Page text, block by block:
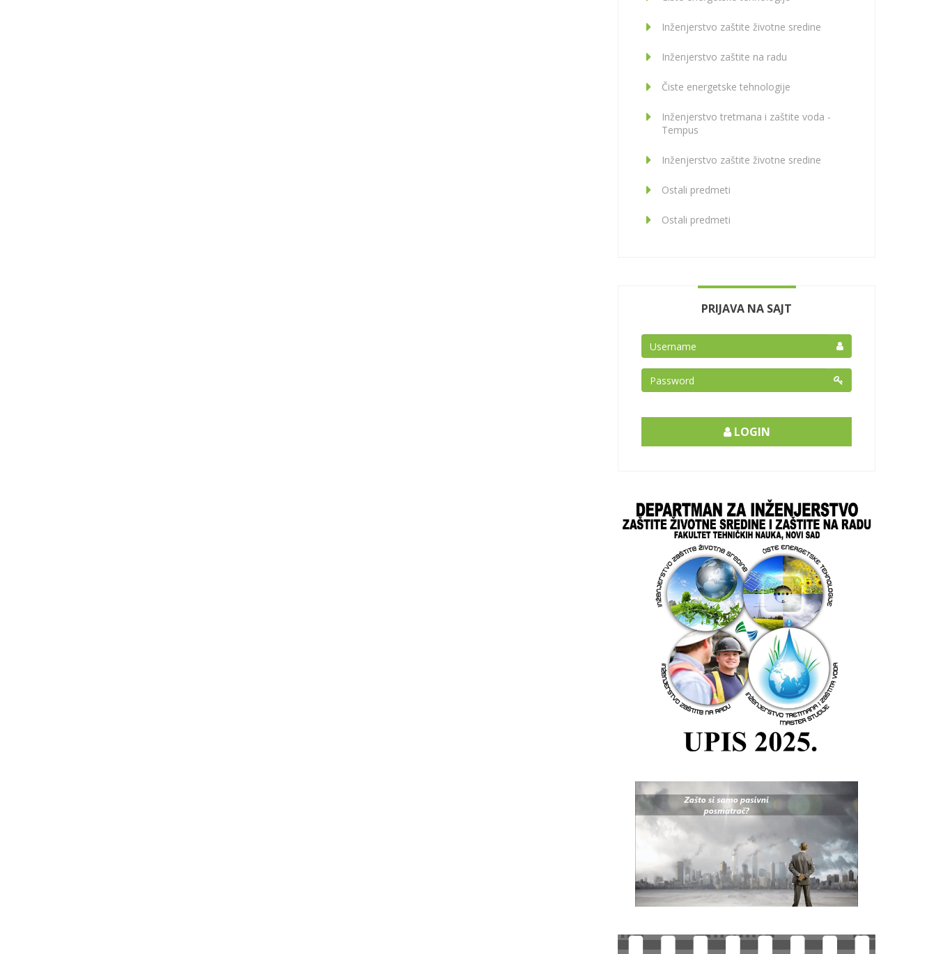
Inženjerstvo zaštite životne sredine
Inženjerstvo zaštite na radu
Čiste energetske tehnologije
Inženjerstvo tretmana i zaštite voda -
Tempus
Inženjerstvo zaštite životne sredine
Ostali predmeti
Ostali predmeti
PRIJAVA NA SAJT
LOGIN